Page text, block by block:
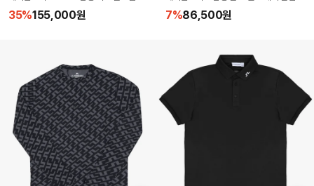
35%155,000원 7%86,500원